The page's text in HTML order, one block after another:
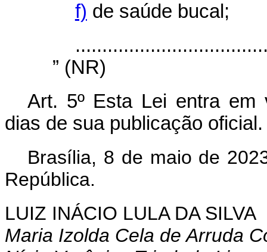
f) de saúde bucal;
” (NR)
Art. 5º Esta Lei entra em
dias de sua publicação
Brasília, 8 de maio de
República.
LUIZ INÁCIO LULA DA SILVA
Maria Izolda Cela de Arruda